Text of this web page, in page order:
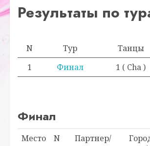
Результаты по
N Тур Танцы
1
Финал 1 ( Cha )
Финал
Место N
Партнер/